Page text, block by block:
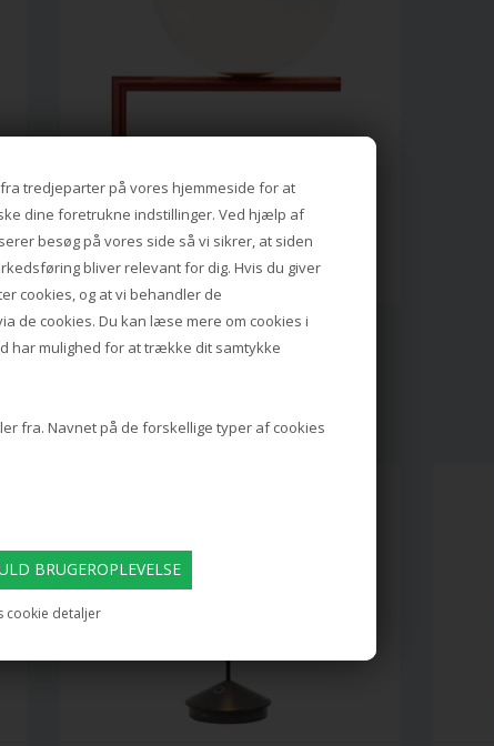
tredjeparter på vores hjemmeside for at
dine foretrukne indstillinger. Ved hjælp af
besøg på vores side så vi sikrer, at siden
bliver relevant for dig. Hvis du giver
cookies, og at vi behandler de
de cookies. Du kan læse mere om cookies i
har mulighed for at trække dit samtykke
fra. Navnet på de forskellige typer af cookies
cookie detaljer
RESERVEDEL: GLAS TIL FLOS IC LIGHT F2,
1.933,00 DKK